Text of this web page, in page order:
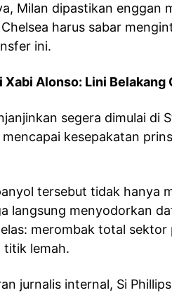
Milan dipastikan enggan
harus sabar
ini.
Alonso: Lini Belakang
segera dimulai di
kesepakatan
tersebut tidak hanya
langsung menyodorkan
merombak total
titik lemah.
jurnalis internal, Si